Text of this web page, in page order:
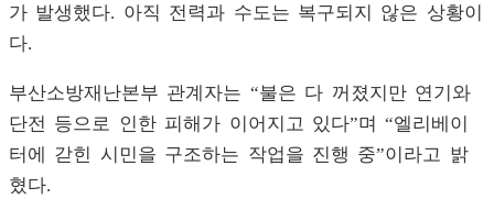
가 발생했다. 아직 전력과 수도는 복구되지 않은 상황이
다.
부산소방재난본부 관계자는 “불은 다 꺼졌지만 연기와
단전 등으로 인한 피해가 이어지고 있다”며 “엘리베이
터에 갇힌 시민을 구조하는 작업을 진행 중”이라고 밝
혔다.